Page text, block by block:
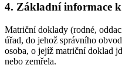
4. Základní informace
Matriční doklady (rodné,
úřad, do jehož správního
osoba, o jejíž matriční doklad
nebo zemřela.